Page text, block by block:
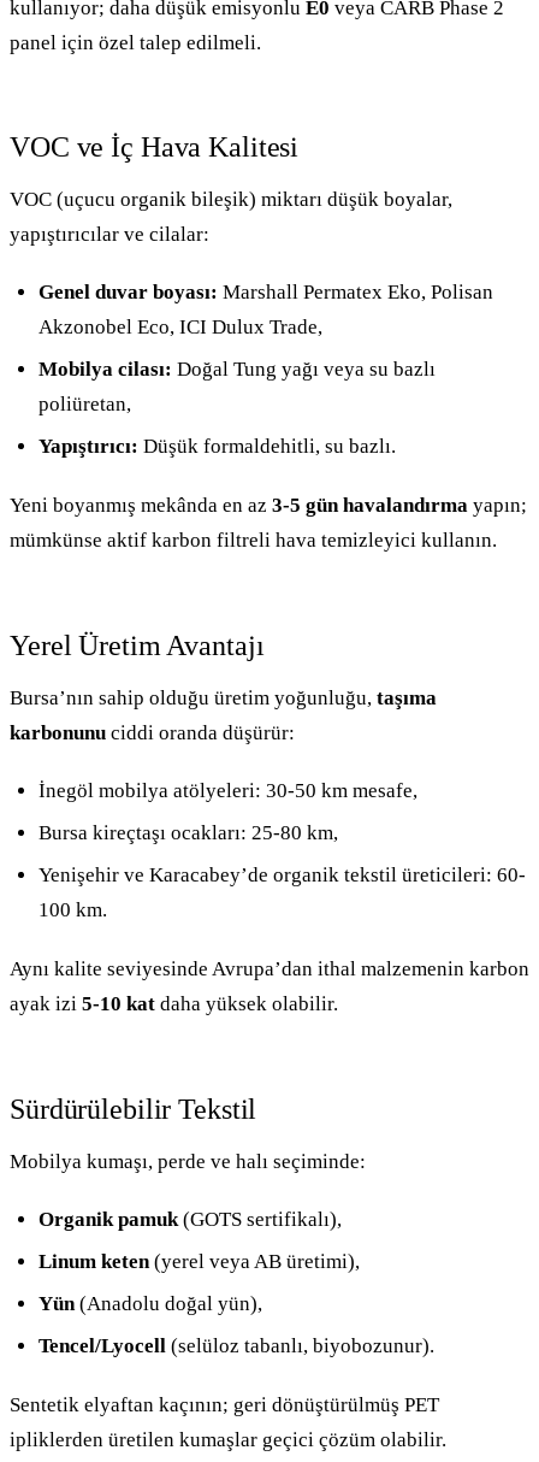
kullanıyor; daha düşük emisyonlu E0 veya CARB Phase 2
panel için özel talep edilmeli.
VOC ve İç Hava Kalitesi
VOC (uçucu organik bileşik) miktarı düşük boyalar,
yapıştırıcılar ve cilalar:
Genel duvar boyası: Marshall Permatex Eko, Polisan
Akzonobel Eco, ICI Dulux Trade,
Mobilya cilası: Doğal Tung yağı veya su bazlı
poliüretan,
Yapıştırıcı: Düşük formaldehitli, su bazlı.
Yeni boyanmış mekânda en az 3-5 gün havalandırma yapın;
mümkünse aktif karbon filtreli hava temizleyici kullanın.
Yerel Üretim Avantajı
Bursa’nın sahip olduğu üretim yoğunluğu, taşıma
karbonunu ciddi oranda düşürür:
İnegöl mobilya atölyeleri: 30-50 km mesafe,
Bursa kireçtaşı ocakları: 25-80 km,
Yenişehir ve Karacabey’de organik tekstil üreticileri: 60-
100 km.
Aynı kalite seviyesinde Avrupa’dan ithal malzemenin karbon
ayak izi 5-10 kat daha yüksek olabilir.
Sürdürülebilir Tekstil
Mobilya kumaşı, perde ve halı seçiminde:
Organik pamuk(GOTS sertifikalı),
Linum keten(yerel veya AB üretimi),
Yün(Anadolu doğal yün),
Tencel/Lyocell(selüloz tabanlı, biyobozunur).
Sentetik elyaftan kaçının; geri dönüştürülmüş PET
ipliklerden üretilen kumaşlar geçici çözüm olabilir.